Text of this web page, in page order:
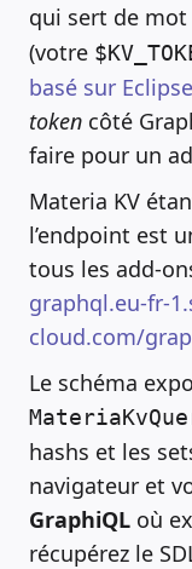
qui sert de mot
(votre
basé sur
token côté
faire pour un
Materia KV
l’endpoint est
tous les add-
graphql.eu-fr-
cloud.com/
Le schéma
hashs et les
navigateur et
GraphiQL où
récupérez le